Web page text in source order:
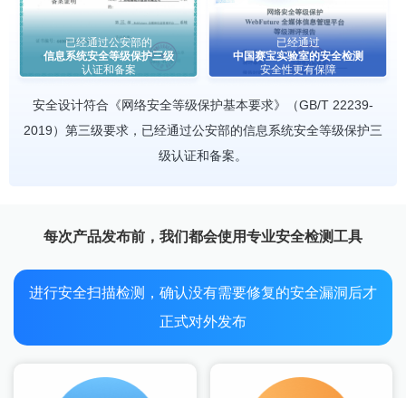
已经通过公安部的
信息系统安全等级保护三级
认证和备案
已经通过
中国赛宝实验室的安全检测
安全性更有保障
安全设计符合《网络安全等级保护基本要求》（GB/T 22239-
2019）第三级要求，已经通过公安部的信息系统安全等级保护三
级认证和备案。
每次产品发布前，我们都会使用专业安全检测工具
进行安全扫描检测，确认没有需要修复的安全漏洞后才
正式对外发布